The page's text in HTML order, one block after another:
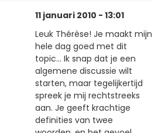
11 januari 2010 - 13:01
Leuk Thérèse! Je maakt mijn
hele dag goed met dit
topic... Ik snap dat je een
algemene discussie wilt
starten, maar tegelijkertijd
spreek je mij rechtstreeks
aan. Je geeft krachtige
definities van twee